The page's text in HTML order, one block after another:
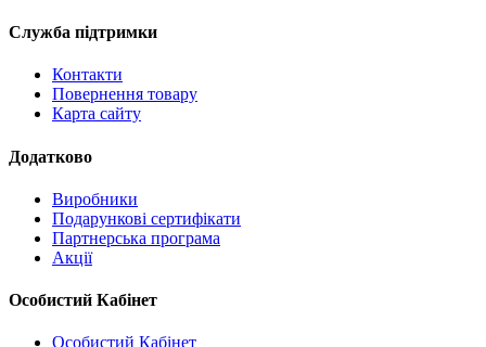
Служба підтримки
Контакти
Повернення товару
Карта сайту
Додатково
Виробники
Подарункові сертифікати
Партнерська програма
Акції
Особистий Кабінет
Особистий Кабінет